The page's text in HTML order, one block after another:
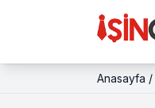
Anasayfa /